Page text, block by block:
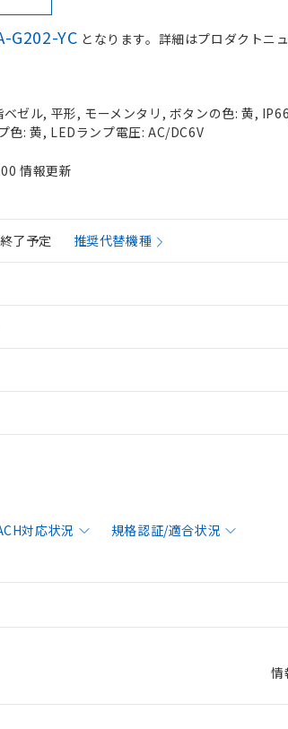
G202-YC となります。詳細はプロダクトニ
ゼル, 平形, モーメンタリ, ボタンの色: 黄,
色: 黄, LEDランプ電圧: AC/DC6V
情報更新
了予定 推奨代替機種
対応状況 規格認証/適合状況
情